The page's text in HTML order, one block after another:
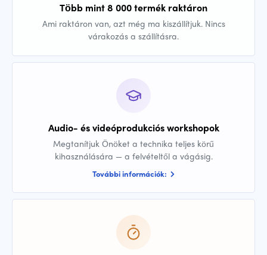
Több mint 8 000 termék raktáron
Ami raktáron van, azt még ma kiszállítjuk. Nincs
várakozás a szállításra.
Audio- és videóprodukciós workshopok
Megtanítjuk Önöket a technika teljes körű
kihasználására — a felvételtől a vágásig.
További információk: